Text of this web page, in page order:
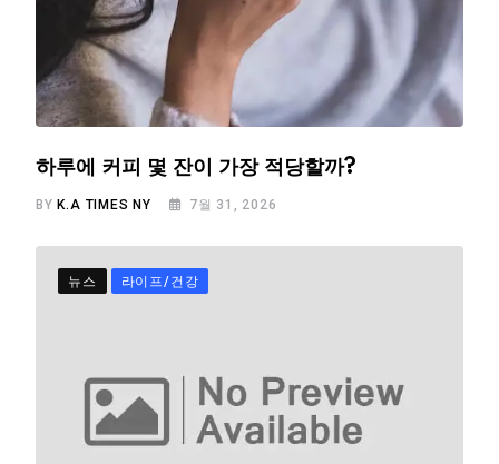
하루에 커피 몇 잔이 가장 적당할까?
BYK.A TIMES NY 7월 31, 2026
뉴스 라이프/건강